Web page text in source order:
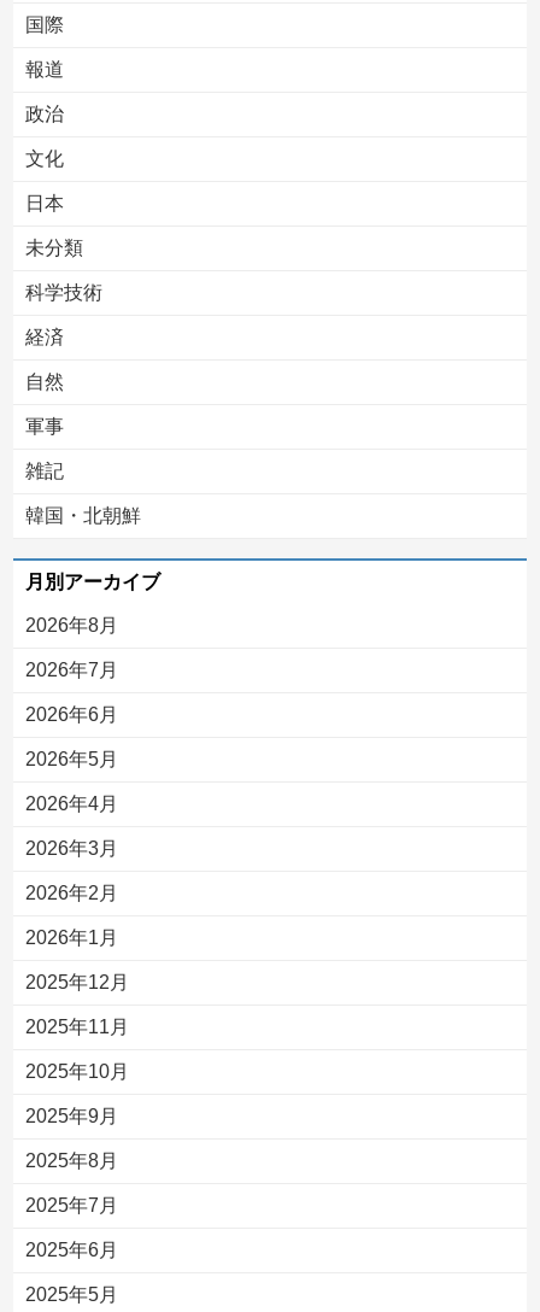
国際
報道
政治
文化
日本
未分類
科学技術
経済
自然
軍事
雑記
韓国・北朝鮮
月別アーカイブ
2026年8月
2026年7月
2026年6月
2026年5月
2026年4月
2026年3月
2026年2月
2026年1月
2025年12月
2025年11月
2025年10月
2025年9月
2025年8月
2025年7月
2025年6月
2025年5月